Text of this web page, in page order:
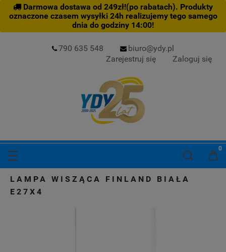
Darmowa dostawa od 249zł!(po rabatach). Produkty
oznaczone czasem wysyłki 24h realizujemy tego samego
dnia do godziny 14:00!
790 635 548
biuro@ydy.pl
Zarejestruj się
Zaloguj się
LAMPA WISZĄCA FINLAND BIAŁA
E27X4